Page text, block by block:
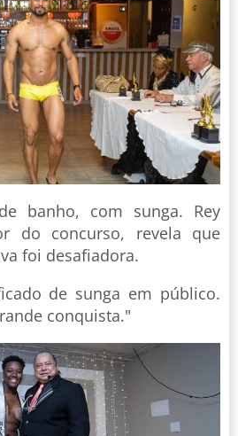
banho, com sunga. Rey
do concurso, revela que
foi desafiadora.
de sunga em público.
conquista."